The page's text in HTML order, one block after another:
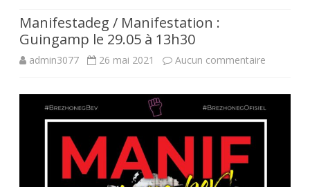
Manifestadeg / Manifestation :
Guingamp le 29.05 à 13h30
admin3077 26 mai 2021 Aucun commentaire
/